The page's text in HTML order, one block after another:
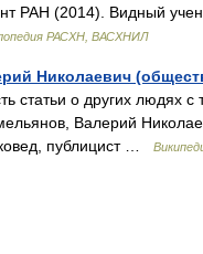
РАН (2014). Видный
РАСХН, ВАСХНИЛ
Николаевич
статьи о других людях с
Валерий
публицист …